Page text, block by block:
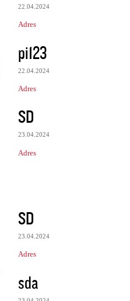
22.04.2024
Adres
pi123
22.04.2024
Adres
SD
23.04.2024
Adres
SD
23.04.2024
Adres
sda